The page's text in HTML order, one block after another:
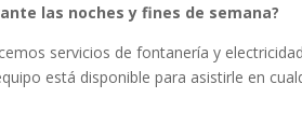
las noches y fines de semana?
servicios de fontanería y electricidad
está disponible para asistirle en